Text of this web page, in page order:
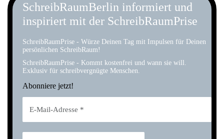
SchreibRaumBerlin informiert und
inspiriert mit der SchreibRaumPrise
SchreibRaumPrise - Würze Deinen Tag mit Impulsen für Deinen
persönlichen SchreibRaum!
SchreibRaumPrise - Kommt kostenfrei und wann sie will.
Exklusiv für schreibvergnügte Menschen.
Abonniere jetzt!